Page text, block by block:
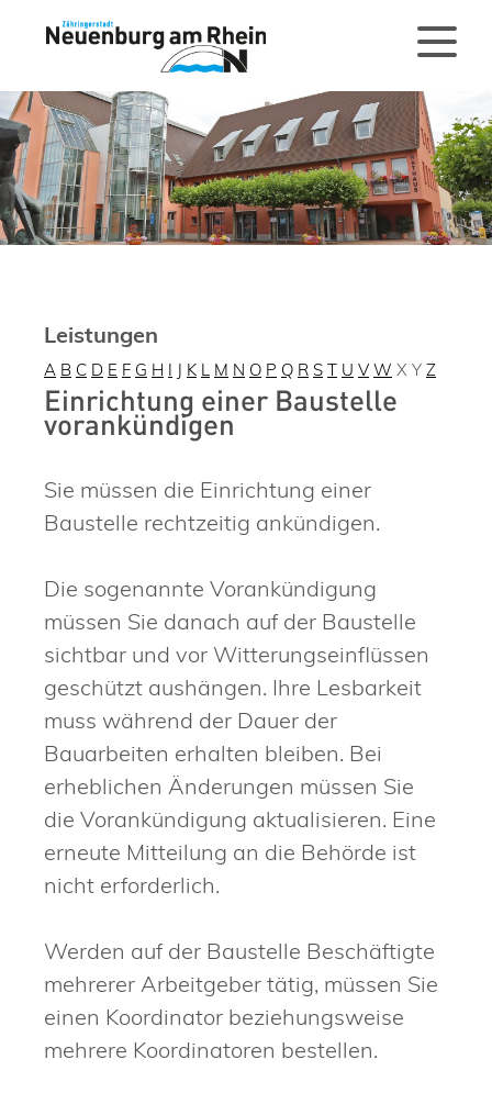
Leistungen
A B C D E F G H I J K L M N O P Q R S T U V W X Y Z
Einrichtung einer Baustelle
vorankündigen
Sie müssen die Einrichtung einer
Baustelle rechtzeitig ankündigen.
Die sogenannte Vorankündigung
müssen Sie danach auf der Baustelle
sichtbar und vor Witterungseinflüssen
geschützt aushängen. Ihre Lesbarkeit
muss während der Dauer der
Bauarbeiten erhalten bleiben. Bei
erheblichen Änderungen müssen Sie
die Vorankündigung aktualisieren. Eine
erneute Mitteilung an die Behörde ist
nicht erforderlich.
Werden auf der Baustelle Beschäftigte
mehrerer Arbeitgeber tätig, müssen Sie
einen Koordinator beziehungsweise
mehrere Koordinatoren bestellen.